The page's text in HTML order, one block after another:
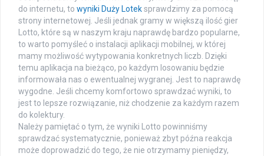
do internetu, to wyniki Duży Loteksprawdzimy za pomocą
strony internetowej. Jeśli jednak gramy w większą ilość gier
Lotto, które są w naszym kraju naprawdę bardzo popularne,
to warto pomyśleć o instalacji aplikacji mobilnej, w której
mamy możliwość wytypowania konkretnych liczb. Dzięki
temu aplikacja na bieżąco, po każdym losowaniu będzie
informowała nas o ewentualnej wygranej. Jest to naprawdę
wygodne. Jeśli chcemy komfortowo sprawdzać wyniki, to
jest to lepsze rozwiązanie, niż chodzenie za każdym razem
do kolektury.
Należy pamiętać o tym, że wyniki Lotto powinniśmy
sprawdzać systematycznie, ponieważ zbyt późna reakcja
może doprowadzić do tego, że nie otrzymamy pieniędzy,